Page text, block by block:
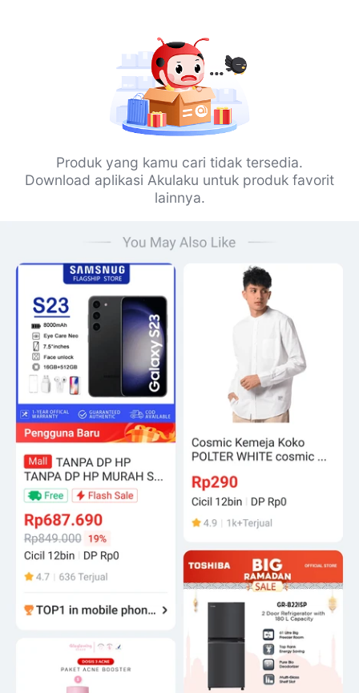
Produk yang kamu cari tidak tersedia.
Download aplikasi Akulaku untuk produk favorit
lainnya.